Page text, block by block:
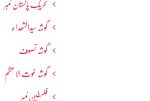
تحریکِ پاکستان نمبر
گوشہ سیدالشھداء
گوشہ تصوف
گوشہ غوث الاعظم
فلسطین نمبر